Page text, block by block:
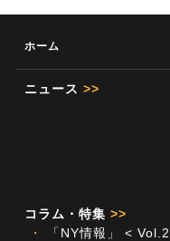
ホーム
ニュース >>
コラム・特集 >>
・
「NY情報」 <